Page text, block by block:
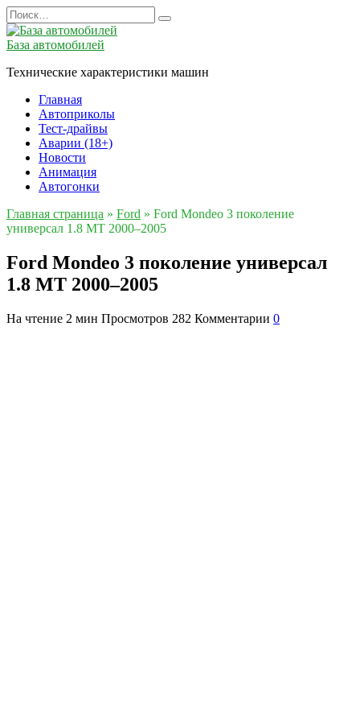
Перейти
к
содержанию
Search
for:
База автомобилей
Технические характеристики машин
Главная
Автоприколы
Тест-драйвы
Аварии (18+)
Новости
Анимация
Автогонки
Главная страница » Ford » Ford Mondeo 3 поколение
универсал 1.8 MT 2000–2005
Ford Mondeo 3 поколение универсал
1.8 MT 2000–2005
На чтение 2 мин Просмотров 282 Комментарии 0